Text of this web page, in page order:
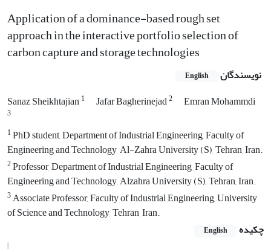
Application of a dominance-based rough set
approach in the interactive portfolio selection of
carbon capture and storage technologies
نویسندگان English
Sanaz Sheikhtajian1 Jafar Bagherinejad2 Emran Mohammdi
3
1PhD student, Department of Industrial Engineering, Faculty of
Engineering and Technology, Al-Zahra University (S), Tehran, Iran.
2Professor, Department of Industrial Engineering, Faculty of
Engineering and Technology, Alzahra University (S), Tehran, Iran.
3Associate Professor, Faculty of Industrial Engineering, University
of Science and Technology, Tehran, Iran.
چکیده
English